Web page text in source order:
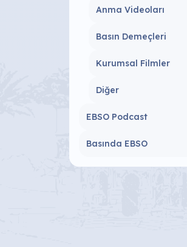
Anma Videoları
Basın Demeçleri
Kurumsal Filmler
Diğer
EBSO Podcast
Basında EBSO